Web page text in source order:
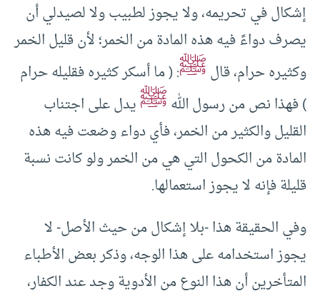
إشكال في تحريمه، ولا يجوز لطبيب ولا لصيدلي أن
يصرف دواءً فيه هذه المادة من الخمر؛ لأن قليل الخمر
وكثيره حرام، قالﷺ: ( ما أسكر كثيره فقليله حرام
) فهذا نص من رسول اللهﷺيدل على اجتناب
القليل والكثير من الخمر، فأي دواء وضعت فيه هذه
المادة من الكحول التي هي من الخمر ولو كانت نسبة
قليلة فإنه لا يجوز استعمالها.
وفي الحقيقة هذا -بلا إشكال من حيث الأصل- لا
يجوز استخدامه على هذا الوجه، وذكر بعض الأطباء
المتأخرين أن هذا النوع من الأدوية وجد عند الكفار،